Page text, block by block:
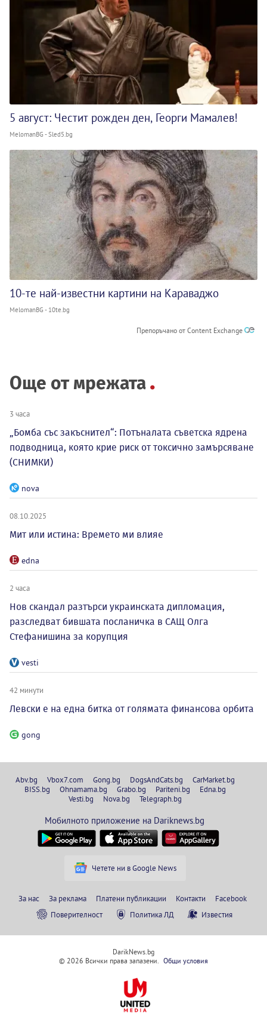
5 август: Честит рожден ден, Георги Мамалев!
MelomanBG - Sled5.bg
10-те най-известни картини на Караваджо
MelomanBG - 10te.bg
Препоръчано от Content Exchange
Още от мрежата
3 часа
„Бомба със закъснител“: Потъналата съветска ядрена
подводница, която крие риск от токсично замърсяване
(СНИМКИ)
nova
08.10.2025
Мит или истина: Времето ми влияе
edna
2 часа
Нов скандал разтърси украинската дипломация,
разследват бившата посланичка в САЩ Олга
Стефанишина за корупция
vesti
42 минути
Левски е на една битка от голямата финансова орбита
gong
Abv.bg Vbox7.com Gong.bg DogsAndCats.bg
CarMarket.bg
BISS.bg
Ohnamama.bg Grabo.bg Pariteni.bg
Edna.bg
Vesti.bg
Nova.bg Telegraph.bg
Мобилното приложение на Dariknews.bg
Четете ни в Google News
За нас За реклама Платени публикации Контакти
Facebook
Поверителност
Политика ЛД Известия
DarikNews.bg
© 2026 Всички права запазени.
Общи условия